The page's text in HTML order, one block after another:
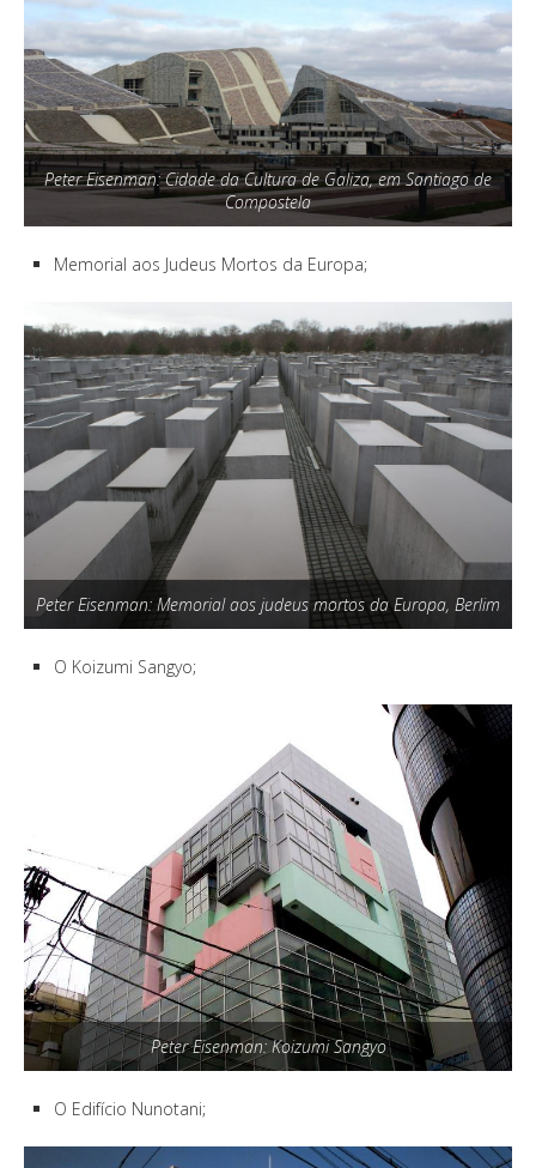
Peter Eisenman: Cidade da Cultura de Galiza, em Santiago de
Compostela
Memorial aos Judeus Mortos da Europa;
Peter Eisenman: Memorial aos judeus mortos da Europa, Berlim
O Koizumi Sangyo;
Peter Eisenman: Koizumi Sangyo
O Edifício Nunotani;